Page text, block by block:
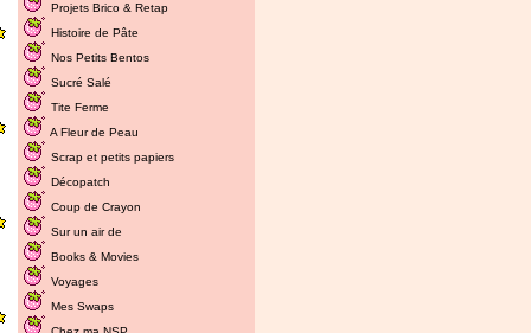
Projets Brico & Retap
Histoire de Pâte
Nos Petits Bentos
Sucré Salé
Tite Ferme
A Fleur de Peau
Scrap et petits papiers
Décopatch
Coup de Crayon
Sur un air de
Books & Movies
Voyages
Mes Swaps